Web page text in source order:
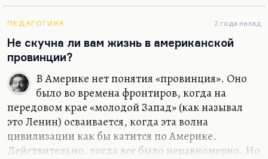
сожалению, любовных историй в современной
России в современном кино. Понимаете, всех
ведь обычно занимает история гендерной
идентичности, которая, по-моему, совсем
неинтересна. Людей занимает проблема как
совместить, условно говоря, секс и отношения.
Как в «Интиме», например: возможен ли секс
без…
ПЕДАГОГИКА 2 года назад
Не скучна ли вам жизнь в американской
провинции?
В Америке нет понятия «провинция». Оно
было во времена фронтиров, когда на
передовом крае «молодой Запад» (как называл
это Ленин) осваивается, когда эта волна
цивилизации как бы катится по Америке.
Действительно, тогда все было неравномерно. Но